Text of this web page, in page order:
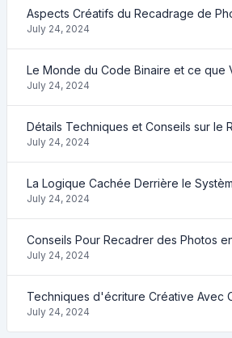
Aspects Créatifs du Recadrage de
July 24, 2024
Le Monde du Code Binaire et ce que
July 24, 2024
July 24, 2024
La Logique Cachée Derrière le
July 24, 2024
Conseils Pour Recadrer des Photos
July 24, 2024
Techniques d'écriture Créative Avec
July 24, 2024